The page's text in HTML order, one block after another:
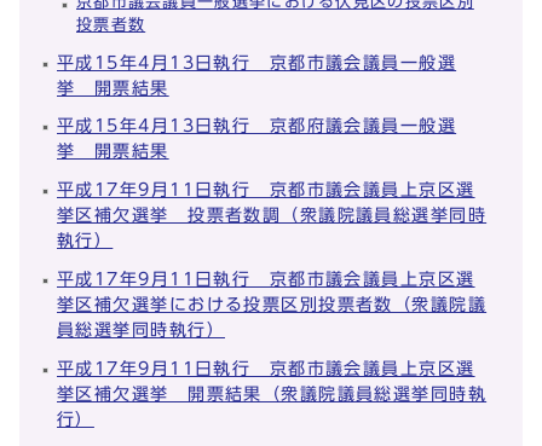
投票者数
平成15年4月13日執行 京都市議会議員一般選
挙 開票結果
平成15年4月13日執行 京都府議会議員一般選
挙 開票結果
平成17年9月11日執行 京都市議会議員上京区選
挙区補欠選挙 投票者数調（衆議院議員総選挙同時
執行）
平成17年9月11日執行 京都市議会議員上京区選
挙区補欠選挙における投票区別投票者数（衆議院議
員総選挙同時執行）
平成17年9月11日執行 京都市議会議員上京区選
挙区補欠選挙 開票結果（衆議院議員総選挙同時執
行）